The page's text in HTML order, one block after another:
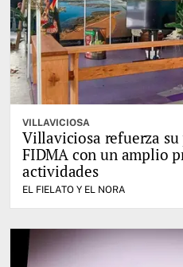
VILLAVICIOSA
Villaviciosa refuerza
FIDMA con un amplio
actividades
EL FIELATO Y EL NORA